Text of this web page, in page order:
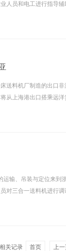
人员和电工进行指导
送料机厂制造的出口
从上海港出口搭乘远
输、吊装与定位来到
一送料机进行调试后，即
关记录 首页 上一